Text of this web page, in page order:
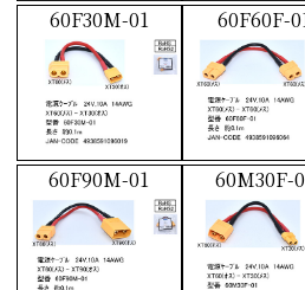
60F30M-01 60F60F-
60F90M-01 60M30F-